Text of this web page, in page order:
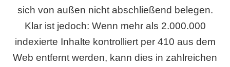
sich von außen nicht abschließend belegen.
Klar ist jedoch: Wenn mehr als 2.000.000
indexierte Inhalte kontrolliert per 410 aus dem
Web entfernt werden, kann dies in zahlreichen